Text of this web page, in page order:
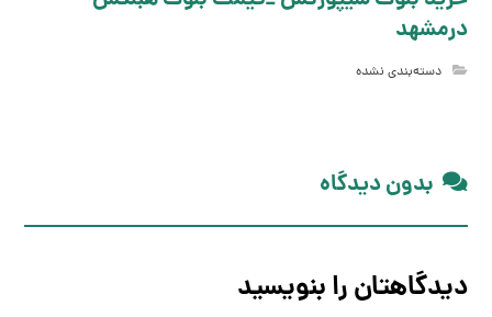
درمشهد
دسته‌بندی نشده
بدون دیدگاه
دیدگاهتان را بنویسید